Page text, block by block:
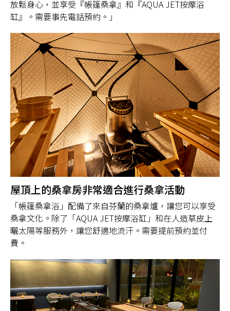
放鬆身心，並享受『帳篷桑拿』和『AQUA JET按摩浴
缸』。需要事先電話預約。」
屋頂上的桑拿房非常適合進行桑拿活動
「帳篷桑拿浴」配備了來自芬蘭的桑拿爐，讓您可以享受
桑拿文化。除了「AQUA JET按摩浴缸」和在人造草皮上
曬太陽等服務外，讓您舒適地流汗。需要提前預約並付
費。